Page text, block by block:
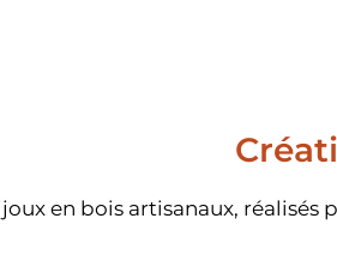
en bois artisanaux,